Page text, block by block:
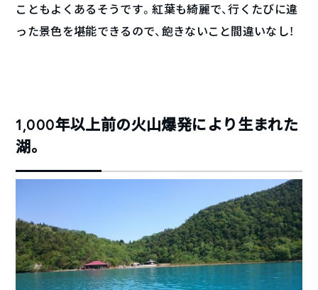
こともよくあるそうです。紅葉も綺麗で、行くたびに違
った景色を堪能できるので、飽きないこと間違いなし！
1,000年以上前の火山爆発により生まれた
湖。